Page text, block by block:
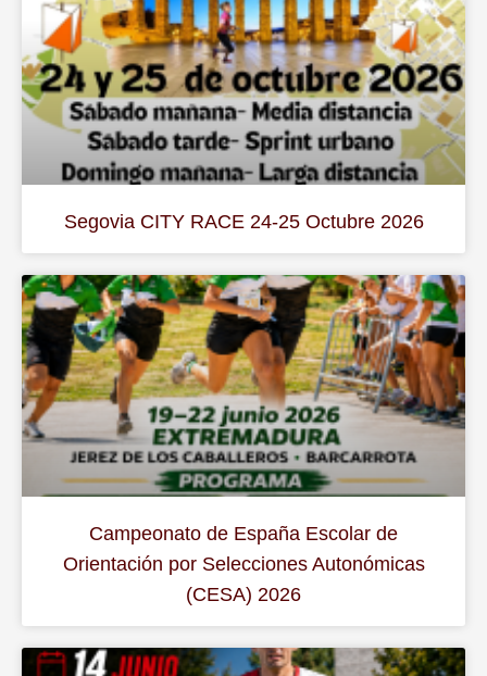
Segovia CITY RACE 24-25 Octubre 2026
Campeonato de España Escolar de
Orientación por Selecciones Autonómicas
(CESA) 2026